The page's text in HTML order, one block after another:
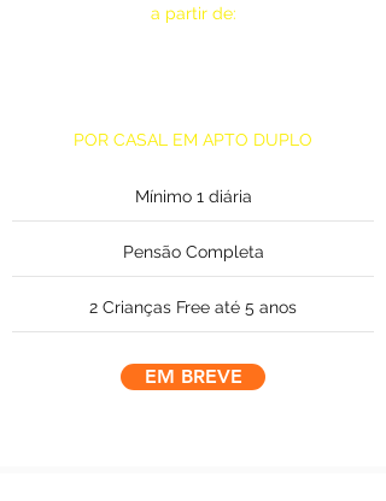
a partir de:
POR CASAL EM APTO DUPLO
Mínimo 1 diária
Pensão Completa
2 Crianças Free até 5 anos
EM BREVE